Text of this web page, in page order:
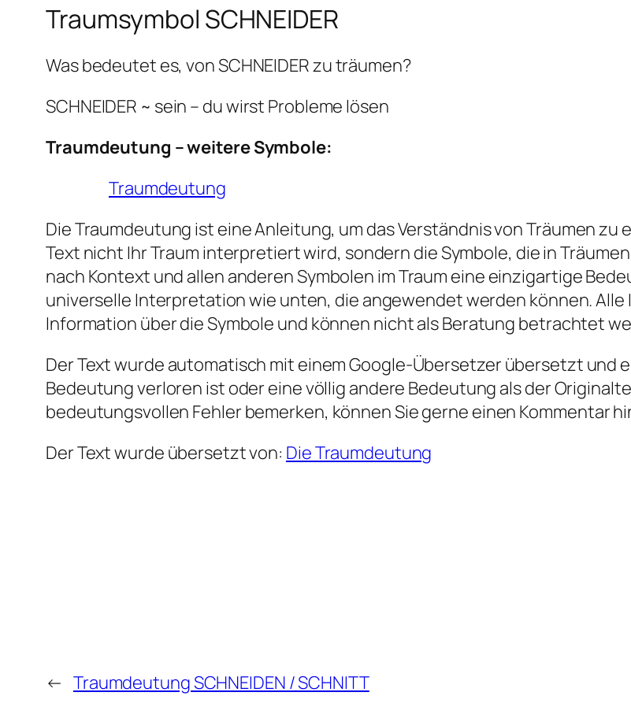
Traumsymbol SCHNEIDER
Was bedeutet es, von SCHNEIDER zu träumen?
SCHNEIDER ~ sein – du wirst Probleme lösen
Traumdeutung – weitere Symbole:
Traumdeutung
Die Traumdeutung ist eine Anleitung, um das Verständnis von Träumen
Text nicht Ihr Traum interpretiert wird, sondern die Symbole, die in
nach Kontext und allen anderen Symbolen im Traum eine einzigartige
universelle Interpretation wie unten, die angewendet werden können.
Information über die Symbole und können nicht als Beratung betrachtet
Der Text wurde automatisch mit einem Google-Übersetzer übersetzt und
Bedeutung verloren ist oder eine völlig andere Bedeutung als der
bedeutungsvollen Fehler bemerken, können Sie gerne einen Kommentar
Der Text wurde übersetzt von: Die Traumdeutung
← Traumdeutung SCHNEIDEN / SCHNITT